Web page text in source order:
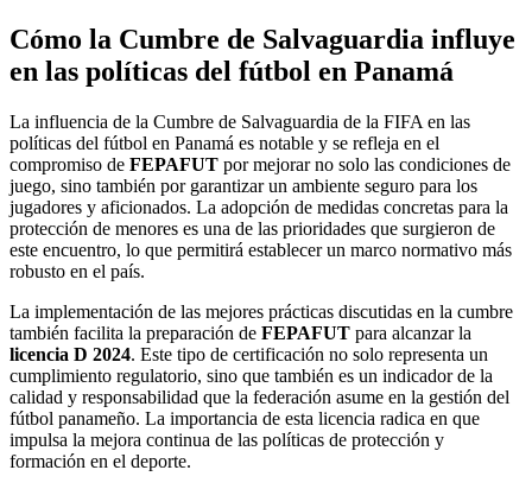
Cómo la Cumbre de Salvaguardia influye
en las políticas del fútbol en Panamá
La influencia de la Cumbre de Salvaguardia de la FIFA en las
políticas del fútbol en Panamá es notable y se refleja en el
compromiso de FEPAFUT por mejorar no solo las condiciones de
juego, sino también por garantizar un ambiente seguro para los
jugadores y aficionados. La adopción de medidas concretas para la
protección de menores es una de las prioridades que surgieron de
este encuentro, lo que permitirá establecer un marco normativo más
robusto en el país.
La implementación de las mejores prácticas discutidas en la cumbre
también facilita la preparación de FEPAFUT para alcanzar la
licencia D 2024. Este tipo de certificación no solo representa un
cumplimiento regulatorio, sino que también es un indicador de la
calidad y responsabilidad que la federación asume en la gestión del
fútbol panameño. La importancia de esta licencia radica en que
impulsa la mejora continua de las políticas de protección y
formación en el deporte.